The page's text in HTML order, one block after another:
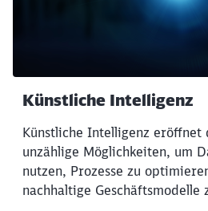
Künstliche Intelligenz
Künstliche Intelligenz eröffnet
unzählige Möglichkeiten, um
nutzen, Prozesse zu
nachhaltige Geschäftsmodelle